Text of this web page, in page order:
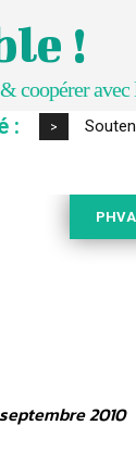
!
coopérer
: >
2010